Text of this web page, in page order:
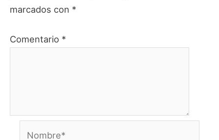
marcados con *
Comentario *